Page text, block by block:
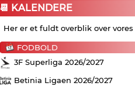
📆 KALENDERE
Her er et fuldt overblik over
FODBOLD
3F Superliga 2026/2027
Betinia Ligaen 2026/2027